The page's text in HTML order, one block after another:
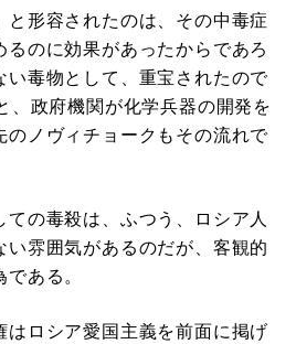
形容されたのは、その中毒症
るのに効果があったからであろ
い毒物として、重宝されたので
、政府機関が化学兵器の開発を
のノヴィチョークもその流れで
の毒殺は、ふつう、ロシア人
い雰囲気があるのだが、客観的
ある。
ロシア愛国主義を前面に掲げ